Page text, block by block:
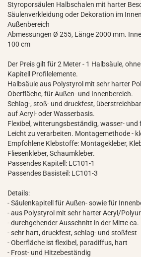
Styroporsäulen Halbschalen mit harter
Säulenverkleidung oder Dekoration im
Außenbereich
Abmessungen Ø 255, Länge 2000 mm.
100 cm
Der Preis gilt für 2 Meter - 1 Halbsäule,
Kapitell Profilelemente.
Halbsäule aus Polystyrol mit sehr harter
Oberfläche, für Außen- und Innenbereich.
Schlag-, stoß- und druckfest,
auf Acryl- oder Wasserbasis.
Flexibel, witterungsbeständig, wasser-
Leicht zu verarbeiten. Montagemethode -
Empfohlene Klebstoffe: Montagekleber,
Fliesenkleber, Schaumkleber.
Passendes Kapitell: LC101-1
Passendes Basisteil: LC101-3
Details:
- Säulenkapitell für Außen- sowie für
- aus Polystyrol mit sehr harter Acryl/
- durchgehender Ausschnitt in der Mitte
- sehr hart, druckfest, schlag- und stoßfest
- Oberfläche ist flexibel, paradiffus, hart
- Frost- und Hitzebeständig